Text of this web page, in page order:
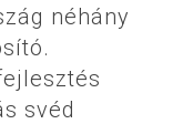
néhány
svéd